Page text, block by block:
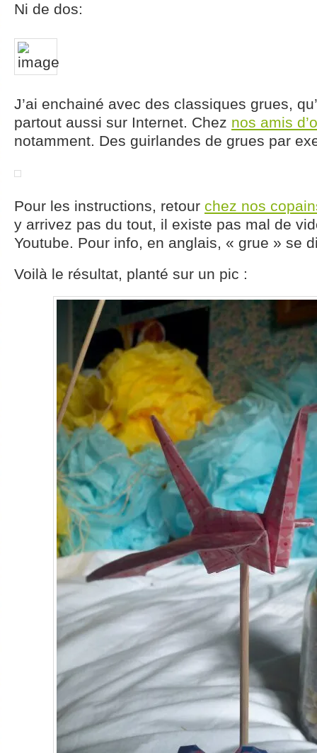
Ni de dos:
J’ai enchainé avec des classiques grues,
partout aussi sur Internet. Chez nos amis
notamment. Des guirlandes de grues par
Pour les instructions, retour chez nos
y arrivez pas du tout, il existe pas mal de
Youtube. Pour info, en anglais, « grue » se
Voilà le résultat, planté sur un pic :